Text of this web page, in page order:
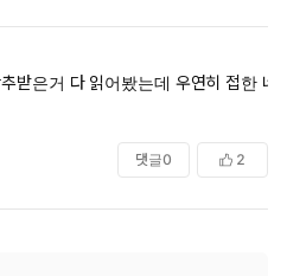
받은거 다 읽어봤는데 우연히 접한 네
댓글0 2